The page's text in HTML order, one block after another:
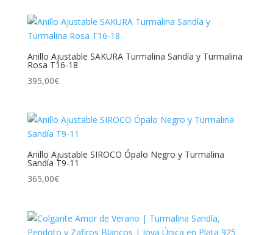
Anillo Ajustable SAKURA Turmalina Sandía y Turmalina
Rosa T16-18
395,00€
Anillo Ajustable SIROCO Ópalo Negro y Turmalina
Sandía T9-11
365,00€